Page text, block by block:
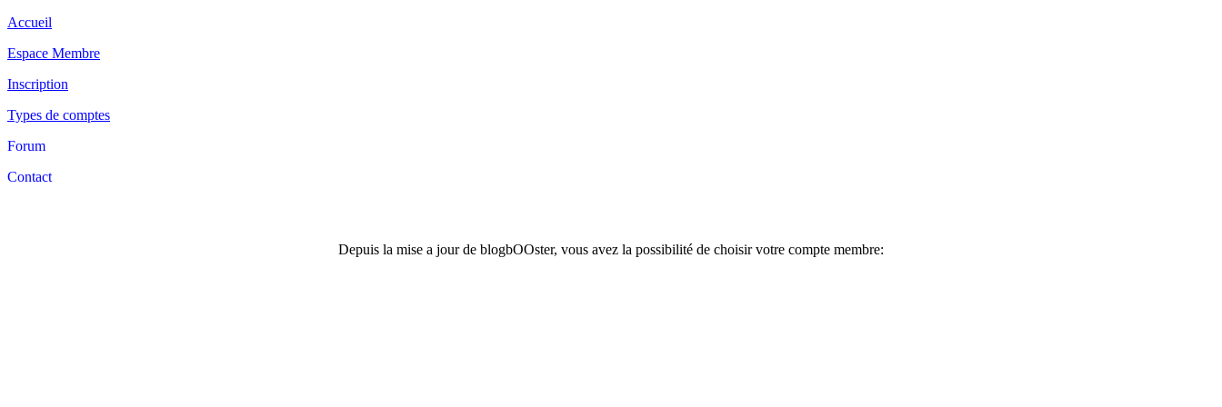
Accueil
Espace Membre
Inscription
Types de comptes
Forum
Contact
Depuis la mise a jour de blogbOOster, vous avez la possibilité de choisir votre compte membre: